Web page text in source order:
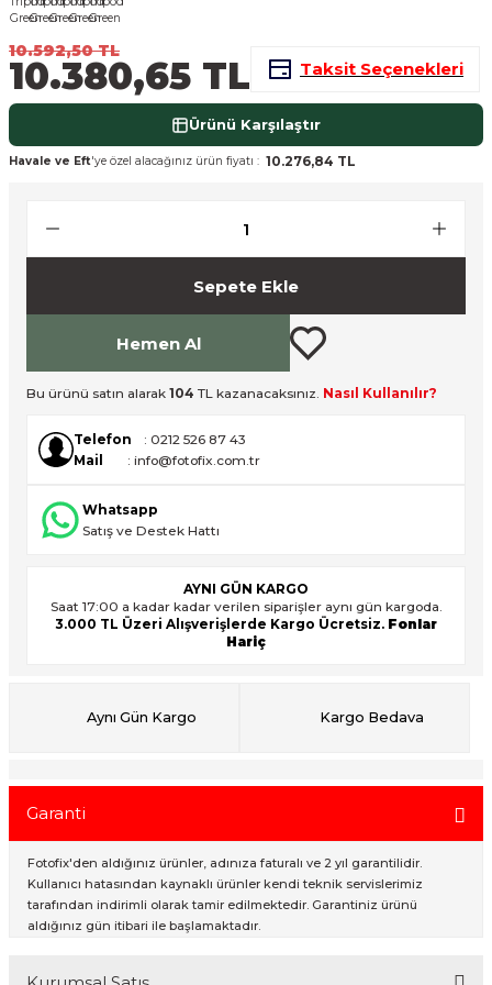
Cihazları
Işık Setleri
10.592,50 TL
10.380,65 TL Taksit Seçenekleri
Ürünü Karşılaştır
Havale ve Eft'ye özel alacağınız ürün fiyatı : 10.276,84 TL
Sepete Ekle
Hemen Al
Bu ürünü satın alarak 104 TL kazanacaksınız. Nasıl Kullanılır?
Telefon
: 0212 526 87 43
Mail
: info@fotofix.com.tr
Whatsapp
Satış ve Destek Hattı
AYNI GÜN KARGO
Saat 17:00 a kadar kadar verilen siparişler aynı gün kargoda.
3.000 TL Üzeri Alışverişlerde Kargo Ücretsiz. Fonlar
Hariç
Aynı Gün Kargo Kargo Bedava
Garanti
Fotofix'den aldığınız ürünler, adınıza faturalı ve 2 yıl garantilidir.
Kullanıcı hatasından kaynaklı ürünler kendi teknik servislerimiz
tarafından indirimli olarak tamir edilmektedir. Garantiniz ürünü
aldığınız gün itibari ile başlamaktadır.